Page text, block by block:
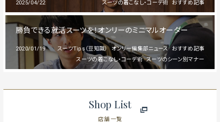
2025/04/22 おすすめ記事
スーツの着こなし・コーデ術
勝負できる就活スーツを！オンリーのミニマルオーダー
2020/01/19 おすすめ記事
オンリー編集部ニュース
スーツTips（豆知識）
スーツのシーン別マナー
スーツの着こなし・コーデ術
Shop List
店舗一覧